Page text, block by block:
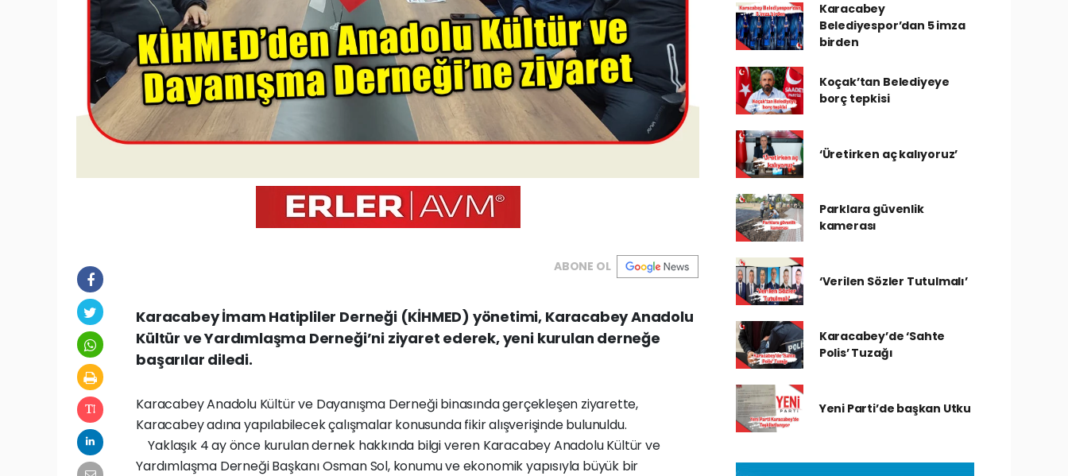
ABONE OL
Karacabey İmam Hatipliler Derneği (KİHMED) yönetimi, Karacabey Anadolu
Kültür ve Yardımlaşma Derneği’ni ziyaret ederek, yeni kurulan derneğe
başarılar diledi.
Karacabey Anadolu Kültür ve Dayanışma Derneği binasında gerçekleşen ziyarette,
Karacabey adına yapılabilecek çalışmalar konusunda fikir alışverişinde bulunuldu.
Yaklaşık 4 ay önce kurulan dernek hakkında bilgi veren Karacabey Anadolu Kültür ve
Yardımlaşma Derneği Başkanı Osman Sol, konumu ve ekonomik yapısıyla büyük bir
Karacabey
Belediyespor’dan 5 imza
birden
Koçak’tan Belediyeye
borç tepkisi
‘Üretirken aç kalıyoruz’
Parklara güvenlik
kamerası
‘Verilen Sözler Tutulmalı’
Karacabey’de ‘Sahte
Polis’ Tuzağı
Yeni Parti’de başkan Utku